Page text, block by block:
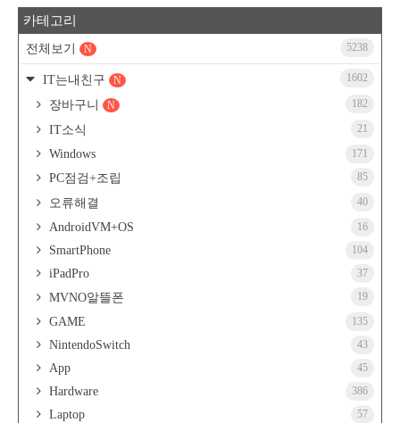
카테고리
전체보기 5238
N
IT는내친구 1602
N
장바구니 182
N
IT소식 21
Windows 171
PC점검+조립 85
오류해결 40
AndroidVM+OS 16
SmartPhone 104
iPadPro 37
MVNO알뜰폰 19
GAME 135
NintendoSwitch 43
App 45
Hardware 386
Laptop 57